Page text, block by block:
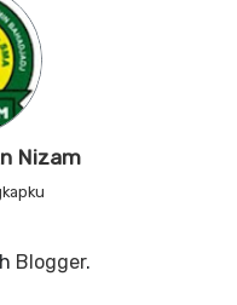
Nizam
Blogger.